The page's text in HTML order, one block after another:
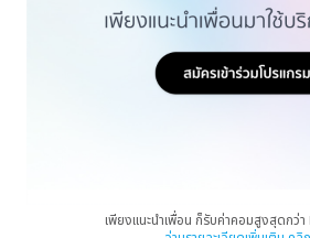
เพียงแนะนำเพื่อน ก็รับค่าคอมสูงสุดกว่